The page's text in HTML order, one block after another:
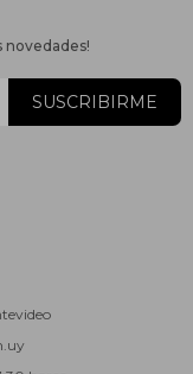
novedades!
SUSCRIBIRME